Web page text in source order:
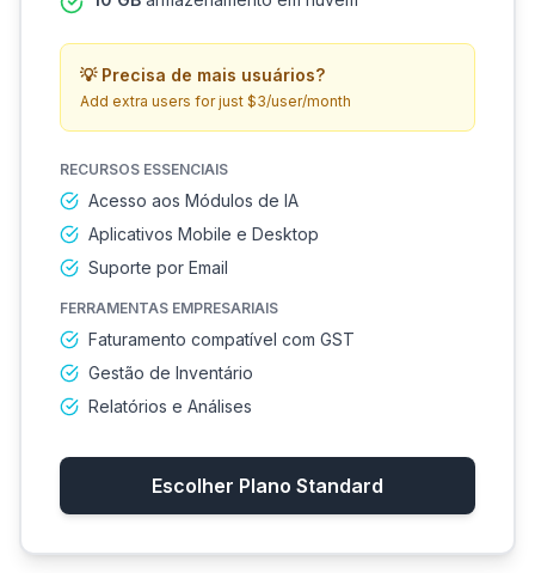
💡 Precisa de mais usuários?
Add extra users for just $3/user/month
RECURSOS ESSENCIAIS
Acesso aos Módulos de IA
Aplicativos Mobile e Desktop
Suporte por Email
FERRAMENTAS EMPRESARIAIS
Faturamento compatível com GST
Gestão de Inventário
Relatórios e Análises
Escolher Plano Standard